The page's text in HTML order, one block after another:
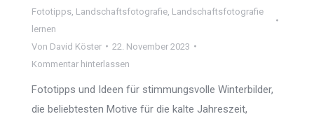
Fototipps Landschaftsfotografie Landschaftsfotografie
lernen
Von David Köster
22. November 2023
Kommentar hinterlassen
Fototipps und Ideen für stimmungsvolle Winterbilder,
die beliebtesten Motive für die kalte Jahreszeit,